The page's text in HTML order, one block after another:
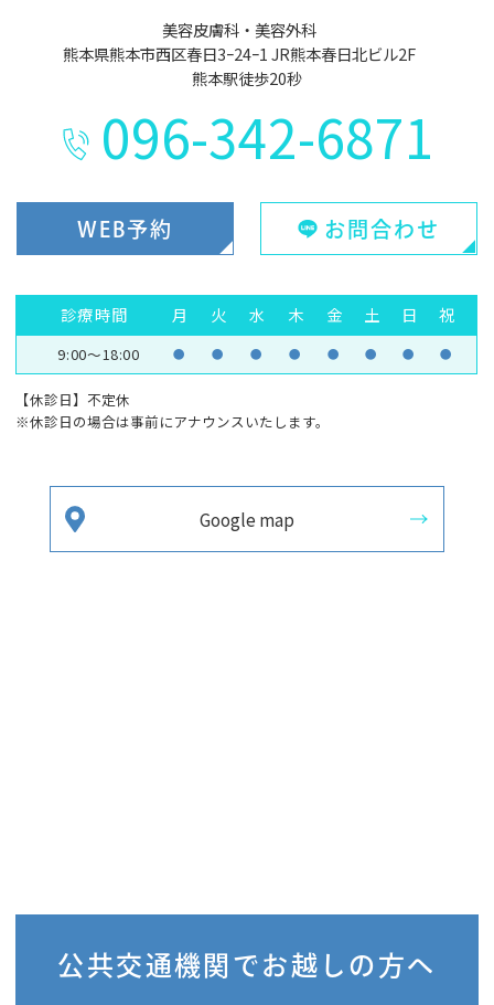
美容皮膚科・美容外科
熊本県熊本市西区春日3ｰ24ｰ1 JR熊本春日北ビル2F
熊本駅徒歩20秒
096-342-6871
WEB予約 お問合わせ
診療時間 月 火 水 木 金 土 日 祝
9:00～18:00 ● ● ● ● ● ● ● ●
【休診日】不定休
※休診日の場合は事前にアナウンスいたします。
Google map
公共交通機関で お越しの方へ